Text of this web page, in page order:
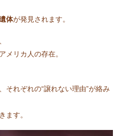
体が発見されます。
メリカ人の存在。
それぞれの“譲れない理由”が絡み
ます。